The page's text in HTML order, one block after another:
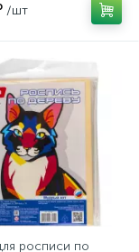
/шт
росписи по